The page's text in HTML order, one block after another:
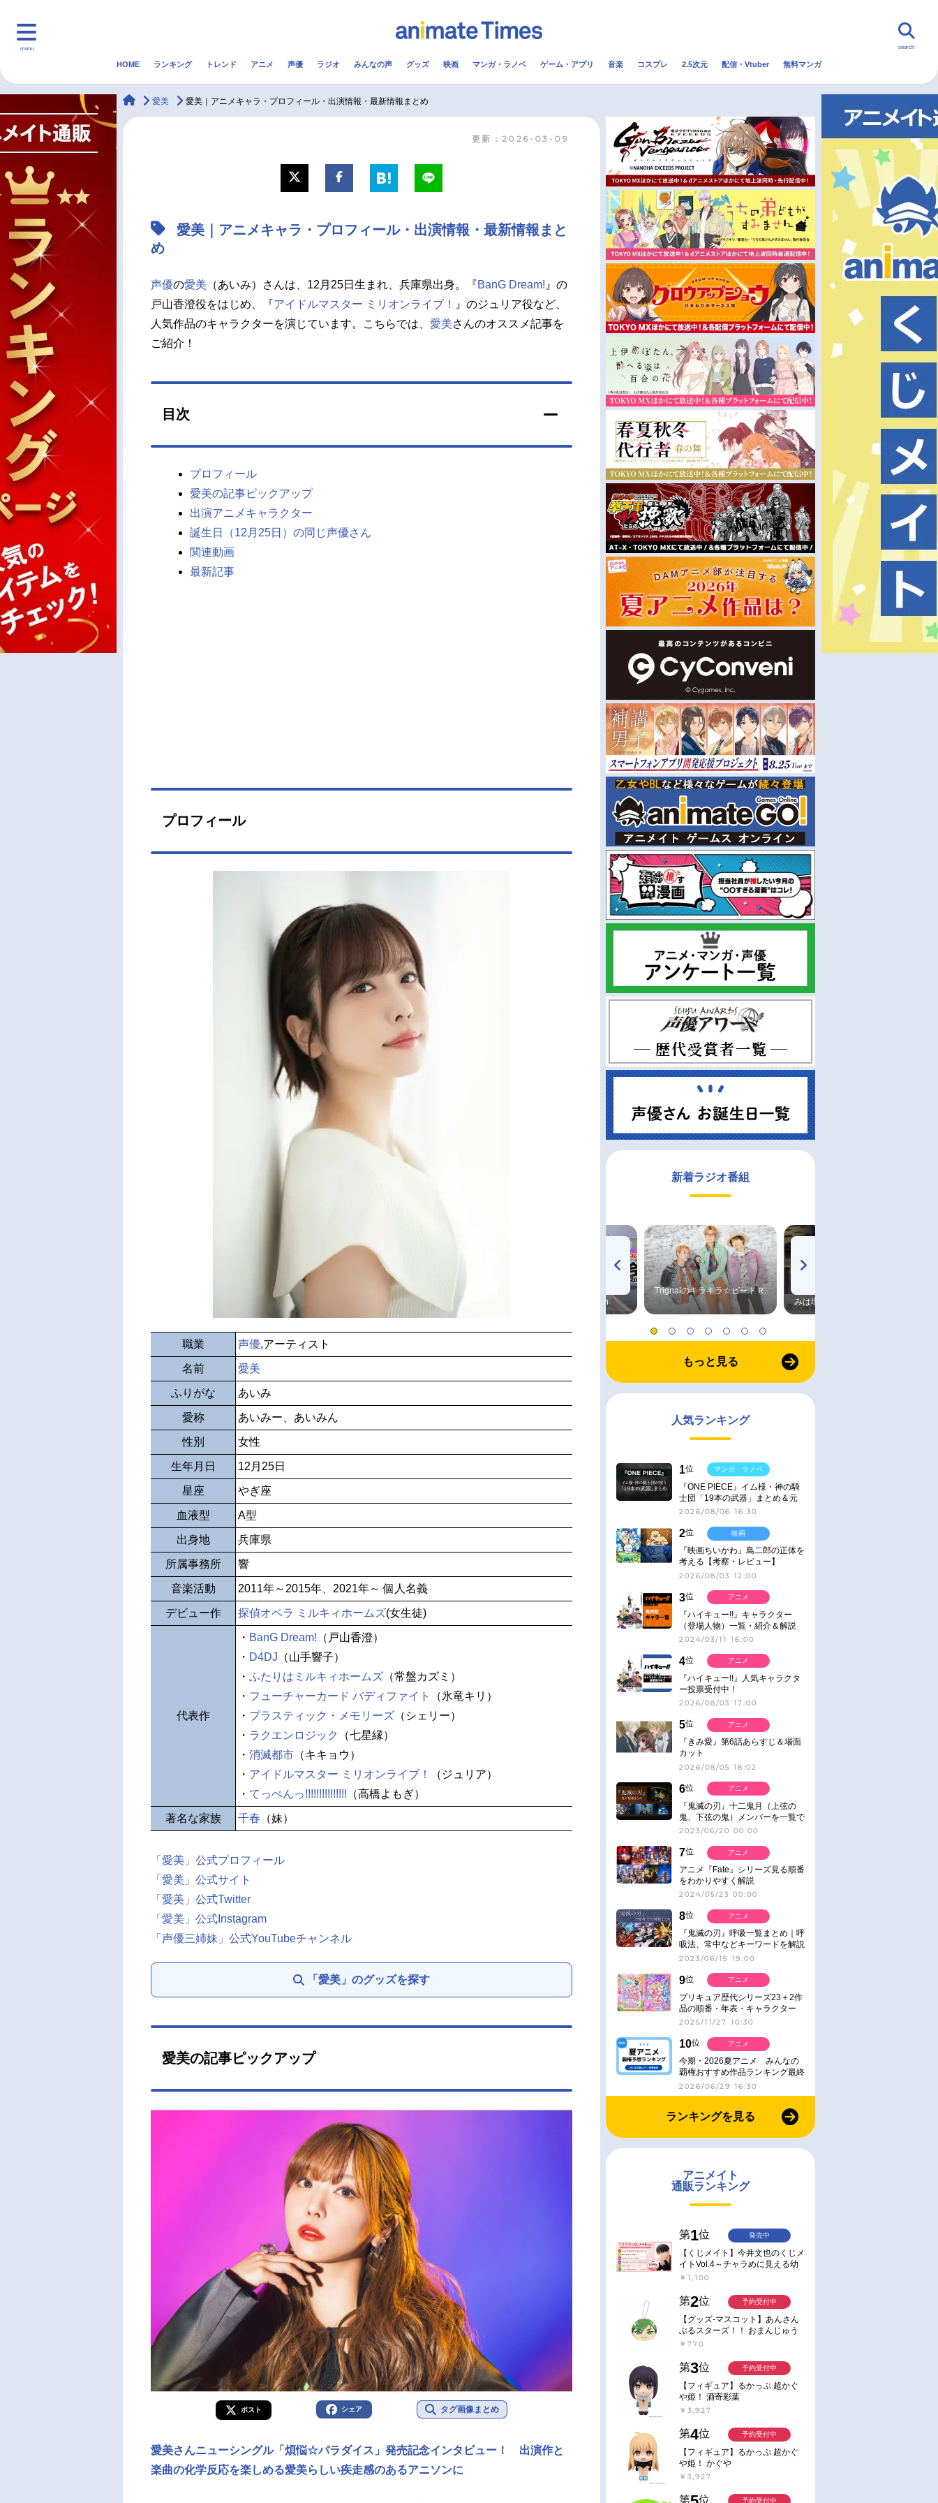
menu
マンガ・ラノベ 2.5次元 配信・Vtuber トレンド 無料マンガ
声優記事一覧
アニメ映画一覧
男性声優/女性声優一覧
今期アニメ曜日別一覧
夏アニメ
秋アニメ
冬アニメ
search
HOME ランキング トレンド アニメ 声優 ラジオ みんなの声 グッズ 映画 マンガ・ラノベ ゲーム・アプリ 音楽 コスプレ 2.5次元 配信・Vtuber 無料マンガ
animateTimes
愛美 愛美｜アニメキャラ・プロフィール・出演情報・最新情報まとめ
更新：2026-03-09
愛美｜アニメキャラ・プロフィール・出演情報・最新情報まと
め
声優の愛美 （あいみ）さんは、12月25日生まれ、兵庫県出身。『BanG Dream! 』の
戸山香澄役をはじめ、『アイドルマスター ミリオンライブ！
』のジュリア役など、
人気作品のキャラクターを演じています。こちらでは、 愛美さんのオススメ記事を
ご紹介！
目次
プロフィール
愛美の記事ピックアップ
出演アニメキャラクター
誕生日（12月25日）の同じ声優さん
関連動画
最新記事
プロフィール
職業 声優,アーティスト
名前 愛美
ふりがな あいみ
愛称 あいみー、あいみん
性別 女性
生年月日 12月25日
星座 やぎ座
血液型 A型
出身地 兵庫県
所属事務所 響
音楽活動 2011年～2015年、2021年～ 個人名義
デビュー作 探偵オペラ ミルキィホームズ(女生徒)
代表作
・ BanG Dream! （戸山香澄）
・ D4DJ （山手響子）
・ ふたりはミルキィホームズ （常盤カズミ）
・ フューチャーカード バディファイト
（氷竜キリ）
・ プラスティック・メモリーズ （シェリー）
・ ラクエンロジック
（七星縁）
・ 消滅都市 （キキョウ）
・ アイドルマスター ミリオンライブ！
（ジュリア）
・ てっぺんっ!!!!!!!!!!!!!!! （高橋よもぎ）
著名な家族 千春 （妹）
「愛美」公式プロフィール
「愛美」公式サイト
「愛美」公式Twitter
「愛美」公式Instagram
「声優三姉妹」公式YouTubeチャンネル
「愛美」のグッズを探す
愛美の記事ピックアップ
ポスト シェア タグ画像まとめ
愛美さんニューシングル「煩悩☆パラダイス」発売記念インタビュー！ 出演作と
楽曲の化学反応を楽しめる愛美らしい疾走感のあるアニソンに
新着ラジオ番組
高橋美紀のおんぷの気持ち
♪ in アニメイトタイムズ
radio 大直会 2nd season
Trignalのキラキラ☆ビートＲ
みは塩だけ
もっと見る
人気ランキング
1位
『ONE PIECE』イム様・神の騎
士団「19本の武器」まとめ＆元
ネタ
2026/08/06 16:30
マンガ・ラノベ
2位
『映画ちいかわ』島二郎の正体を
考える【考察・レビュー】
2026/08/03 12:00
映画
3位
『ハイキュー!!』キャラクター
（登場人物）一覧・紹介＆解説
2024/03/11 16:00
アニメ
4位
『ハイキュー!!』人気キャラクタ
ー投票受付中！
2026/08/03 17:00
アニメ
5位
『きみ愛』第6話あらすじ＆場面
カット
2026/08/05 18:02
アニメ
6位
『鬼滅の刃』十二鬼月（上弦の
鬼、下弦の鬼）メンバーを一覧で
紹介＆解説（登場鬼の情報まと
2023/06/20 00:00
アニメ
7位
アニメ『Fate』シリーズ見る順番
をわかりやすく解説
2024/05/23 00:00
アニメ
8位
『鬼滅の刃』呼吸一覧まとめ｜呼
吸法、常中などキーワードを解説
2023/06/15 19:00
アニメ
9位
プリキュア歴代シリーズ23＋2作
品の順番・年表・キャラクター
【2025年版】
2025/11/27 10:30
アニメ
10位
今期・2026夏アニメ みんなの
覇権おすすめ作品ランキング最終
結果発表！
2026/06/29 16:30
アニメ
ランキングを見る
アニメイト
通販ランキング
第1位
【くじメイト】今井文也のくじメ
イトVol.4～チャラめに見える幼
馴染、実は一途で独占欲が強いん
￥1,100
発売中
第2位
【グッズ-マスコット】あんさん
ぶるスターズ！！ おまんじゅう
にぎにぎマスコット ねくすと2
￥770
予約受付中
第3位
【フィギュア】るかっぷ 超かぐ
や姫！ 酒寄彩葉
￥3,927
予約受付中
第4位
【フィギュア】るかっぷ 超かぐ
や姫！ かぐや
￥3,927
予約受付中
第 位 予約受付中